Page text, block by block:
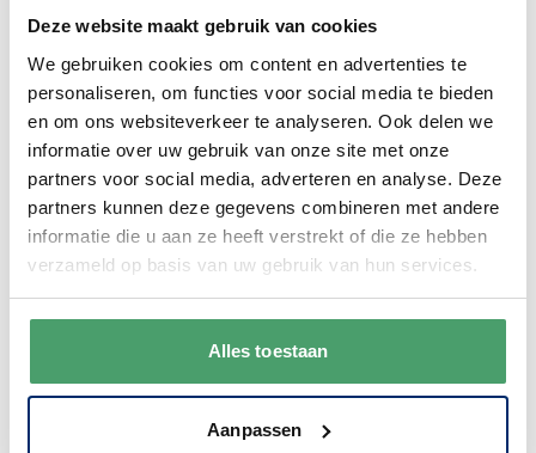
Deze website maakt gebruik van cookies
We gebruiken cookies om content en advertenties te
personaliseren, om functies voor social media te bieden
en om ons websiteverkeer te analyseren. Ook delen we
informatie over uw gebruik van onze site met onze
partners voor social media, adverteren en analyse. Deze
partners kunnen deze gegevens combineren met andere
informatie die u aan ze heeft verstrekt of die ze hebben
verzameld op basis van uw gebruik van hun services.
Alles toestaan
Aanpassen
Bezoek onze winkel in
Leerdam